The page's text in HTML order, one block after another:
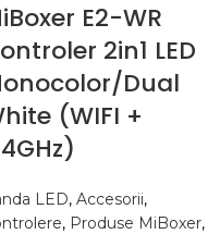
E2-WR
2in1 LED
Dual
(WIFI +
LED, Accesorii,
, Produse MiBoxer,